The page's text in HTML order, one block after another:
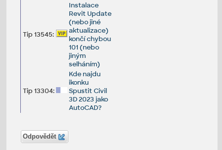
Tip 13545:
Instalace
Revit Update
(nebo jiné
aktualizace)
končí chybou
101 (nebo
jiným
selháním)
Tip 13304:
Kde najdu
ikonku
Spustit Civil
3D 2023 jako
AutoCAD?
Odpovědět